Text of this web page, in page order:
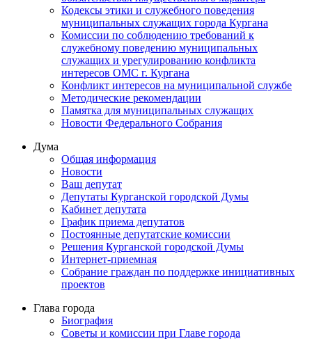
Кодексы этики и служебного поведения
муниципальных служащих города Кургана
Комиссии по соблюдению требований к
служебному поведению муниципальных
служащих и урегулированию конфликта
интересов ОМС г. Кургана
Конфликт интересов на муниципальной службе
Методические рекомендации
Памятка для муниципальных служащих
Новости Федерального Cобрания
Дума
Общая информация
Новости
Ваш депутат
Депутаты Курганской городской Думы
Кабинет депутата
График приема депутатов
Постоянные депутатские комиссии
Решения Курганской городской Думы
Интернет-приемная
Собрание граждан по поддержке инициативных
проектов
Глава города
Биография
Советы и комиссии при Главе города